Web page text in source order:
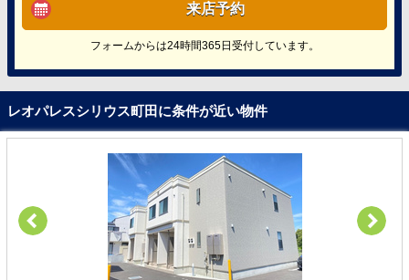
来店予約
フォームからは24時間365日受付しています。
レオパレスシリウス町田に条件が近い物件